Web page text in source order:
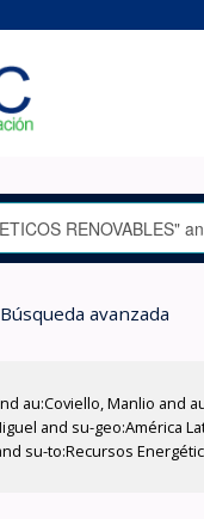
Búsqueda avanzada
au:Coviello, Manlio
and su-geo:América
su-to:Recursos